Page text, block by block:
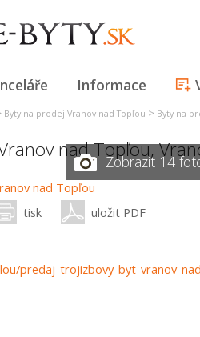
Informace
Byty na prodej Vranov nad Topľou > Byty na
nad Topľou,
Zobrazit 14
tisk uložit PDF